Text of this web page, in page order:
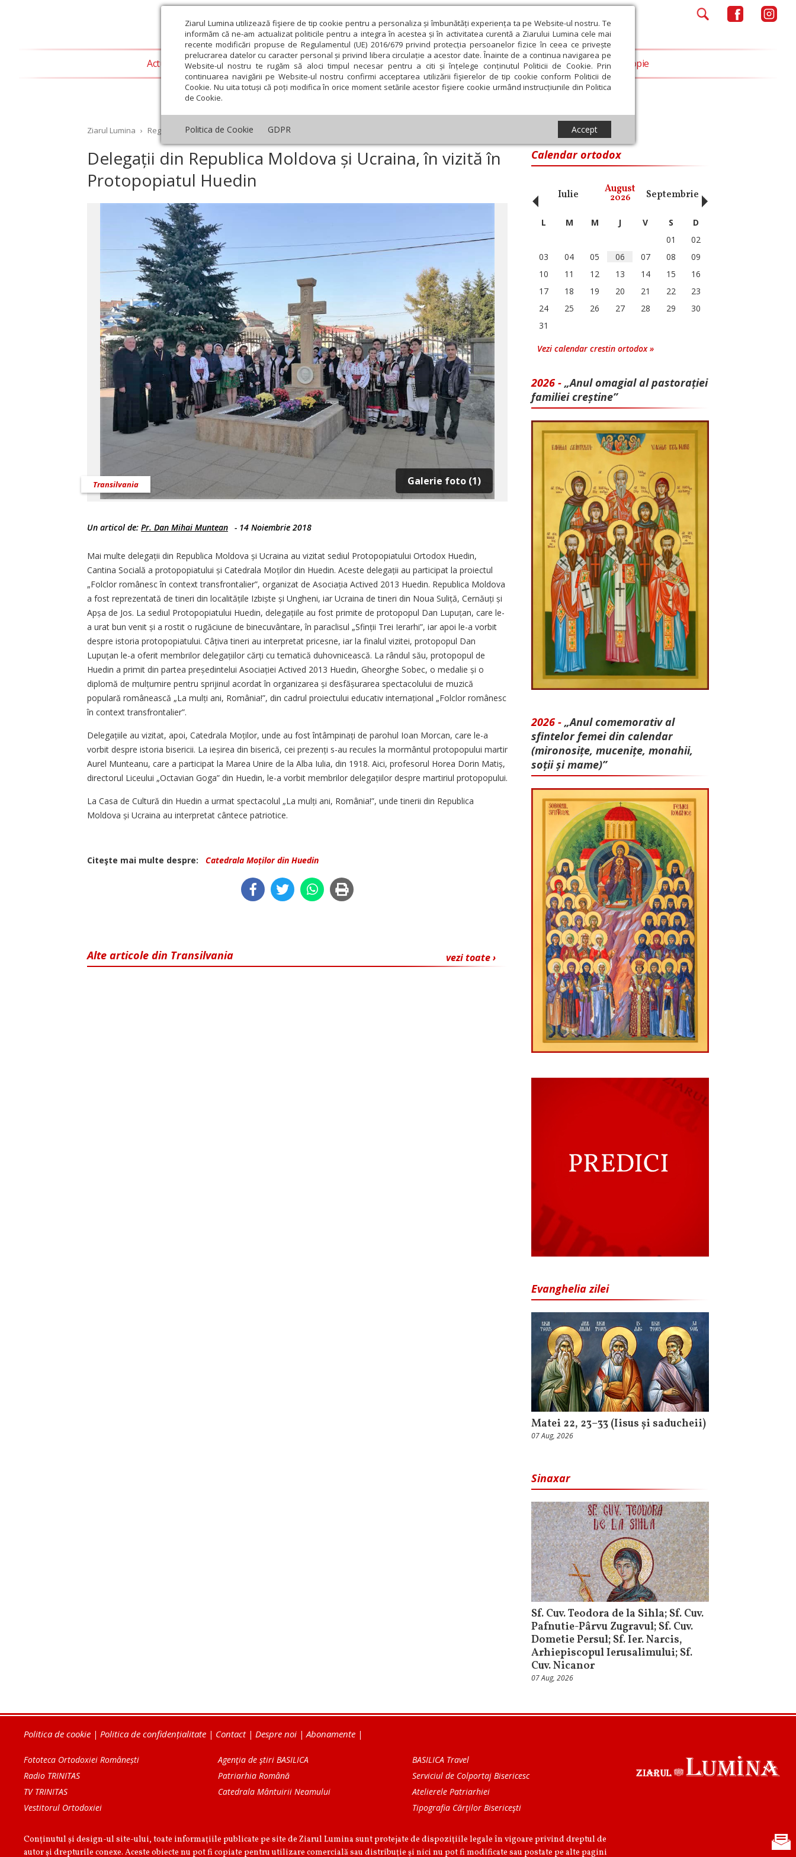
Ziarul Lumina utilizează fişiere de tip cookie pentru a personaliza și îmbunătăți experiența ta pe Website-ul nostru. Te
informăm că ne-am actualizat politicile pentru a integra în acestea și în activitatea curentă a Ziarului Lumina cele mai
recente modificări propuse de Regulamentul (UE) 2016/679 privind protecția persoanelor fizice în ceea ce privește
prelucrarea datelor cu caracter personal și privind libera circulație a acestor date. Înainte de a continua navigarea pe
Website-ul nostru te rugăm să aloci timpul necesar pentru a citi și înțelege conținutul Politicii de Cookie. Prin
continuarea navigării pe Website-ul nostru confirmi acceptarea utilizării fişierelor de tip cookie conform Politicii de
Cookie. Nu uita totuși că poți modifica în orice moment setările acestor fişiere cookie urmând instrucțiunile din Politica
de Cookie.
Politica de Cookie GDPR Accept
Actualitate religioasă Teologie și spiritualitate Educaţie și Cultură Societate Opinii Filantropie
Ziarul Lumina › Regionale › Transilvania › Delegații din Republica Moldova și Ucraina, în vizită în Protopopiatul Huedin
Delegații din Republica Moldova și Ucraina, în vizită în
Protopopiatul Huedin
Galerie foto (1)
Transilvania
Un articol de: Pr. Dan Mihai Muntean - 14 Noiembrie 2018
Mai multe delegații din Republica Moldova și Ucraina au vizitat sediul Protopopiatului Ortodox Huedin,
Cantina Socială a protopopiatului și Catedrala Moților din Huedin. Aceste dele­gații au participat la proiectul
„Folclor românesc în context transfrontalier”, organizat de Asociația Actived 2013 Huedin. Republica Moldova
a fost reprezentată de tineri din localitățile Izbiște și Ungheni, iar Ucraina de tineri din Noua Suliță, Cer­năuți și
Apșa de Jos. La sediul Protopopiatului Huedin, delega­țiile au fost primite de protopopul Dan Lupuțan, care le-
a urat bun venit și a rostit o rugăciune de binecuvântare, în paraclisul „Sfinții Trei Ierarhi”, iar apoi le-a vorbit
despre istoria protopopiatului. Câțiva tineri au interpretat pricesne, iar la finalul vizitei, protopopul Dan
Lupuțan le-a oferit membrilor delegațiilor cărți cu tematică duhovnicească. La rândul său, protopopul de
Huedin a primit din partea pre­ședintelui Asociației Actived 2013 Huedin, Gheorghe Sobec, o medalie și o
diplomă de mul­țumire pentru sprijinul acordat în organizarea și des­fă­șurarea spectacolului de muzică
populară românească „La mulți ani, România!”, din cadrul proiectului educativ internațional „Folclor românesc
în context transfrontalier”.
Delegațiile au vizitat, apoi, Catedrala Moților, unde au fost întâmpinați de parohul Ioan Morcan, care le-a
vorbit despre istoria bisericii. La ieșirea din biserică, cei prezenți s-au recules la mormântul protopopului martir
Aurel Munteanu, care a participat la Marea Unire de la Alba Iulia, din 1918. Aici, profesorul Horea Dorin Matiș,
directorul Liceului „Octavian Goga” din Huedin, le-a vorbit membrilor delegațiilor despre martiriul protopopului.
La Casa de Cultură din Huedin a urmat spectacolul „La mulți ani, România!”, unde tinerii din Republica
Moldova și Ucraina au interpretat cântece patriotice.
Citeşte mai multe despre: Catedrala Moților din Huedin
vezi toate ›
Alte articole din Transilvania
Calendar ortodox
Noiembrie Iulie August
2026 Septembrie Octombrie
‹ L M M J V S
D
01
02
03
04 05 06 07 08
09
10
11 12 13 14 15
16
17
18 19 20 21 22
23
24
25 26 27 28 29
30
31
Vezi calendar crestin ortodox »
2026 - „Anul omagial al pastorației
familiei creștine”
2026 - „Anul comemorativ al
sfintelor femei din calendar
(mironosițe, mu­cenițe, monahii,
soții și mame)”
Evanghelia zilei
Matei 22, 23–33 (Iisus și saducheii)
07 Aug, 2026
Sinaxar
Sf. Cuv. Teodora de la Sihla; Sf. Cuv.
Pafnutie-Pârvu Zugravul; Sf. Cuv.
Dometie Persul; Sf. Ier. Narcis,
Arhiepiscopul Ierusalimului; Sf.
Cuv. Nicanor
07 Aug, 2026
Politica de cookie | Politica de confidențialitate | Contact| Despre noi |Abonamente |
Fototeca Ortodoxiei Românești
Radio TRINITAS
TV TRINITAS
Vestitorul Ortodoxiei
Agenţia de ştiri BASILICA
Patriarhia Română
Catedrala Mântuirii Neamului
BASILICA Travel
Serviciul de Colportaj Bisericesc
Atelierele Patriarhiei
Tipografia Cărţilor Bisericeşti
Conținutul și design-ul site-ului, toate informaţiile publicate pe site de Ziarul Lumina sunt protejate de dispoziţiile legale în vigoare privind dreptul de
autor şi drepturile conexe. Aceste obiecte nu pot fi copiate pentru utilizare comercială sau distribuţie şi nici nu pot fi modificate sau postate pe alte pagini